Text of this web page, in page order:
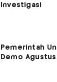
Investigasi
Pemerintah
Demo